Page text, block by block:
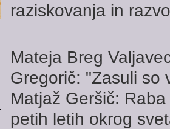
raziskovanja in
Mateja Breg
Gregorič: "Zasuli so
Matjaž Geršič:
petih letih okrog